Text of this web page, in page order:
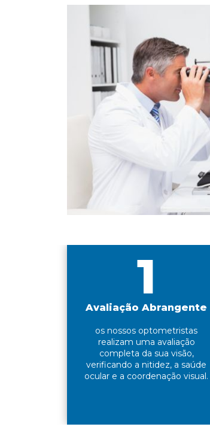
1
Avaliação Abrangente
os nossos optometristas
realizam uma avaliação
completa da sua visão,
verificando a nitidez, a saúde
ocular e a coordenação visual.